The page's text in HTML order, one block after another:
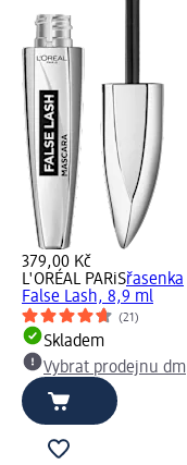
379,00 Kč
L'ORÉAL PARiSřasenka
False Lash, 8,9 ml
(21)
Skladem
Vybrat prodejnu dm